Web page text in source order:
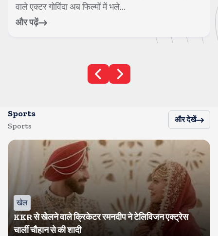
सुरक्षा में तैनात एक पुलिसकर्मी की मौत हो ...
और पढ़ें
Sports
Sports
और देखें
खेल
KKR से खेलने वाले क्रिकेटर रमनदीप ने टेलिविजन एक्ट्रेस
चार्ली चौहान से की शादी